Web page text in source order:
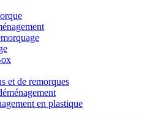
et de remorques
en plastique